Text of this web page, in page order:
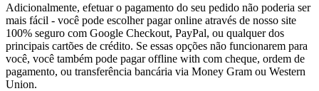
Adicionalmente, efetuar o pagamento do seu pedido não poderia ser
mais fácil - você pode escolher pagar online através de nosso site
100% seguro com Google Checkout, PayPal, ou qualquer dos
principais cartões de crédito. Se essas opções não funcionarem para
você, você também pode pagar offline with com cheque, ordem de
pagamento, ou transferência bancária via Money Gram ou Western
Union.